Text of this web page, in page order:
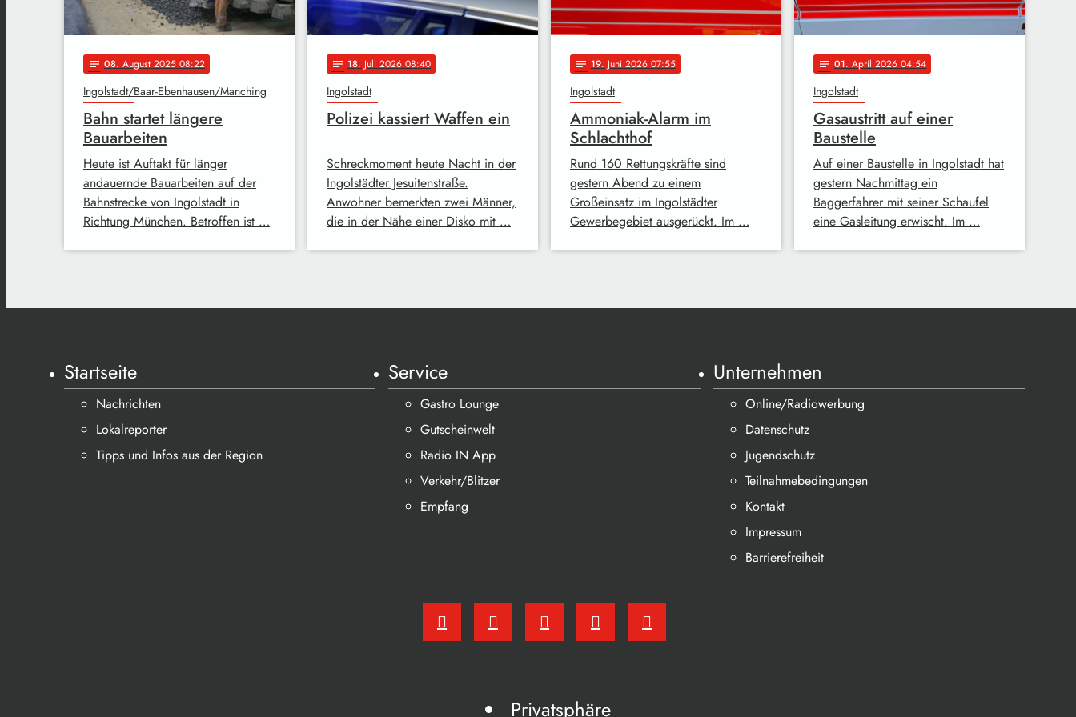
notes 08. August 2025 08:22
Ingolstadt/Baar-Ebenhausen/Manching
Bahn startet längere
Bauarbeiten
Heute ist Auftakt für länger
andauernde Bauarbeiten auf der
Bahnstrecke von Ingolstadt in
Richtung München. Betroffen ist …
notes 18. Juli 2026 08:40
Ingolstadt
Polizei kassiert Waffen ein
Schreckmoment heute Nacht in der
Ingolstädter Jesuitenstraße.
Anwohner bemerkten zwei Männer,
die in der Nähe einer Disko mit …
notes 19. Juni 2026 07:55
Ingolstadt
Ammoniak-Alarm im
Schlachthof
Rund 160 Rettungskräfte sind
gestern Abend zu einem
Großeinsatz im Ingolstädter
Gewerbegebiet ausgerückt. Im …
notes 01. April 2026 04:54
Ingolstadt
Gasaustritt auf einer
Baustelle
Auf einer Baustelle in Ingolstadt hat
gestern Nachmittag ein
Baggerfahrer mit seiner Schaufel
eine Gasleitung erwischt. Im …
Startseite
Nachrichten
Lokalreporter
Tipps und Infos aus der Region
Service
Gastro Lounge
Gutscheinwelt
Radio IN App
Verkehr/Blitzer
Empfang
Unternehmen
Online/Radiowerbung
Datenschutz
Jugendschutz
Teilnahmebedingungen
Kontakt
Impressum
Barrierefreiheit
Privatsphäre